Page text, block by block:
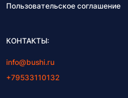
Пользовательское соглашение
КОНТАКТЫ:
info@bushi.ru
+79533110132